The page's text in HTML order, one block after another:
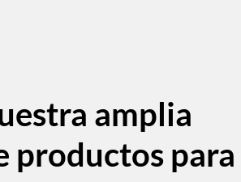
amplia
productos para